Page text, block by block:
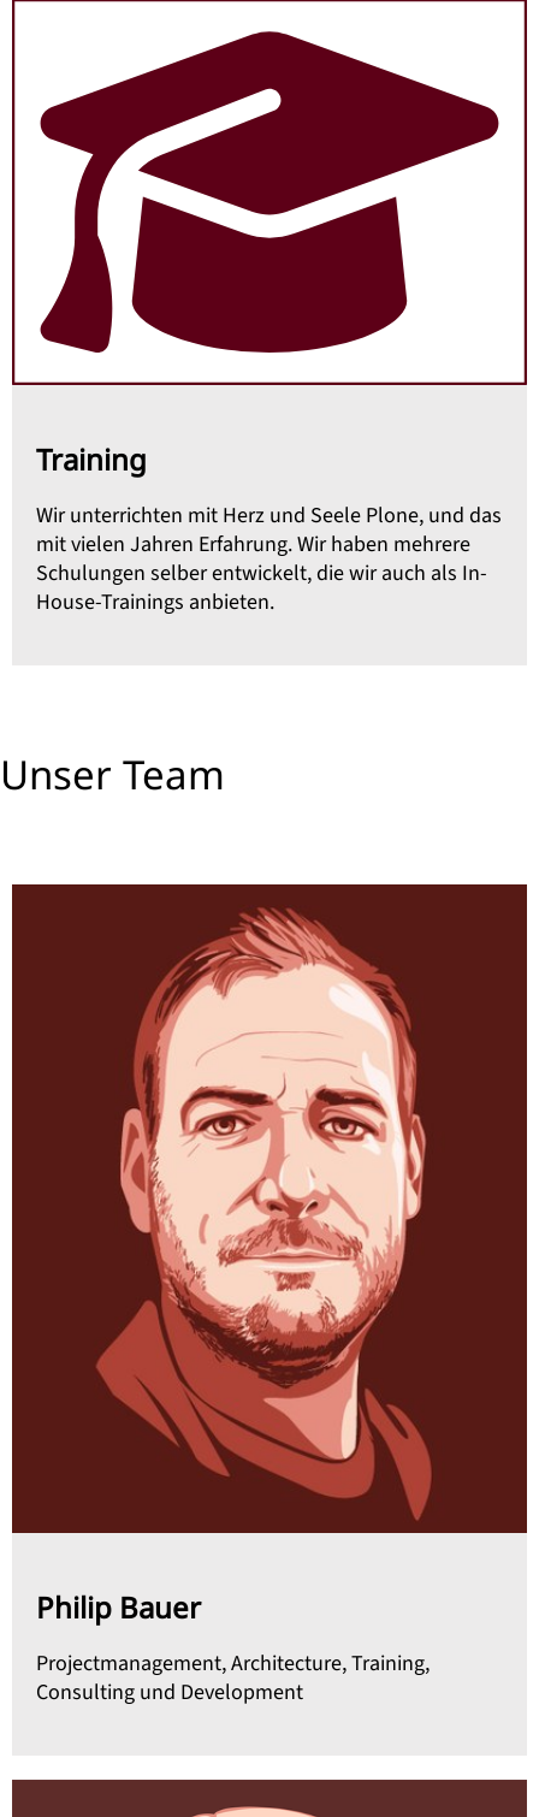
Training
Wir unterrichten mit Herz und Seele Plone, und das
mit vielen Jahren Erfahrung. Wir haben mehrere
Schulungen selber entwickelt, die wir auch als In-
House-Trainings anbieten.
Unser Team
Philip Bauer
Projectmanagement, Architecture, Training,
Consulting und Development